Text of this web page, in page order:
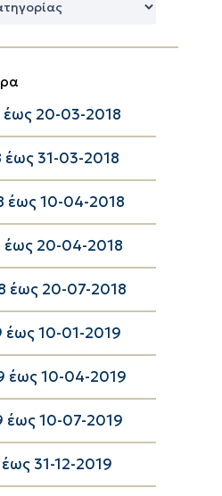
έως 20-03-2018
έως 31-03-2018
έως 10-04-2018
έως 20-04-2018
έως 20-07-2018
έως 10-01-2019
έως 10-04-2019
έως 10-07-2019
31-12-2019